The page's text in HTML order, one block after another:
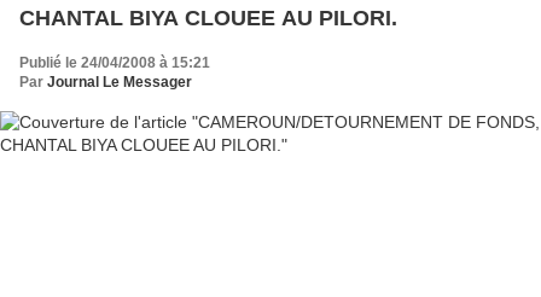
CHANTAL BIYA CLOUEE AU PILORI.
Publié le 24/04/2008 à 15:21
Par Journal Le Messager